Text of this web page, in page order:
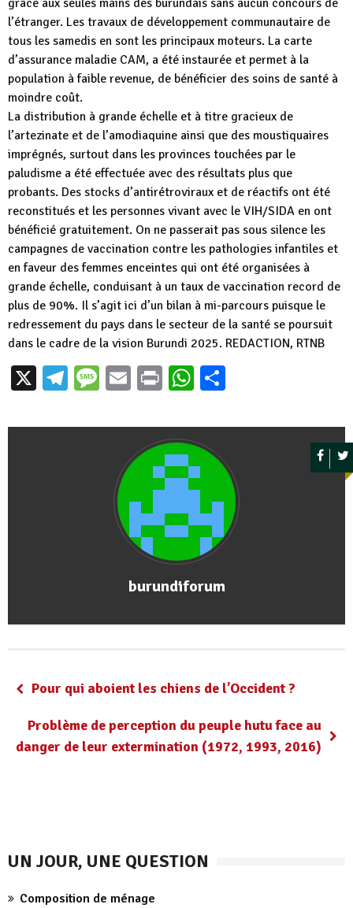
grâce aux seules mains des burundais sans aucun concours de
l’étranger. Les travaux de développement communautaire de
tous les samedis en sont les principaux moteurs. La carte
d’assurance maladie CAM, a été instaurée et permet à la
population à faible revenue, de bénéficier des soins de santé à
moindre coût.
La distribution à grande échelle et à titre gracieux de
l’artezinate et de l’amodiaquine ainsi que des moustiquaires
imprégnés, surtout dans les provinces touchées par le
paludisme a été effectuée avec des résultats plus que
probants. Des stocks d’antirétroviraux et de réactifs ont été
reconstitués et les personnes vivant avec le VIH/SIDA en ont
bénéficié gratuitement. On ne passerait pas sous silence les
campagnes de vaccination contre les pathologies infantiles et
en faveur des femmes enceintes qui ont été organisées à
grande échelle, conduisant à un taux de vaccination record de
plus de 90%. Il s’agit ici d’un bilan à mi-parcours puisque le
redressement du pays dans le secteur de la santé se poursuit
dans le cadre de la vision Burundi 2025. REDACTION, RTNB
X Telegram
Message
EmailPrintWhatsApp
burundiforum
Pour qui aboient les chiens de l’Occident ?
Problème de perception du peuple hutu face au
danger de leur extermination (1972, 1993, 2016)
UN JOUR, UNE QUESTION
Composition de ménage